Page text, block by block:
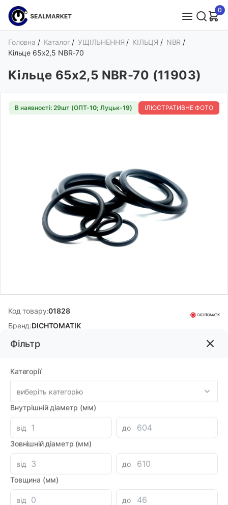
0
Фільтр
Категорії
виберіть категорію
Внутрішній діаметр (мм)
від
до
Зовнішній діаметр (мм)
від
до
Товщина (мм)
від
до
Головна / Каталог /УЩІЛЬНЕННЯ / КІЛЬЦЯ / NBR /
Кільце 65х2,5 NBR-70
Кільце 65х2,5 NBR-70 (11903)
В наявності: 29шт (ОПТ-10; Луцьк-19) ІЛЮСТРАТИВНЕ ФОТО
Код товару:01828
Бренд:DICHTOMATIK
13.56грн
- +
Знайшли дешевше?
Мінімальна сума замовлення однієї позиції -
11.87 при замовленні на загальну сумму 1000 грн.
Аналоги